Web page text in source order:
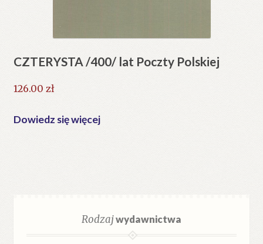
CZTERYSTA /400/ lat Poczty Polskiej
126.00 zł
Dowiedz się więcej
Rodzajwydawnictwa